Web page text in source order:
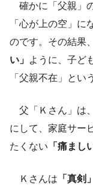
確かに「父親」
「心が上の空」に
のです。その結果、
い」 ように、子ど
「父親不在」とい
父「Ｋさん」は
にして、家庭サー
たくない 「痛まし
Ｋさんは 「真剣